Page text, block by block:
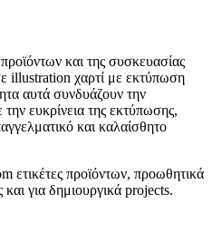
και της συσκευασίας
illustration χαρτί με εκτύπωση
αυτά συνδυάζουν την
ευκρίνεια της εκτύπωσης,
και καλαίσθητο
ετικέτες προϊόντων, προωθητικά
για δημιουργικά projects.